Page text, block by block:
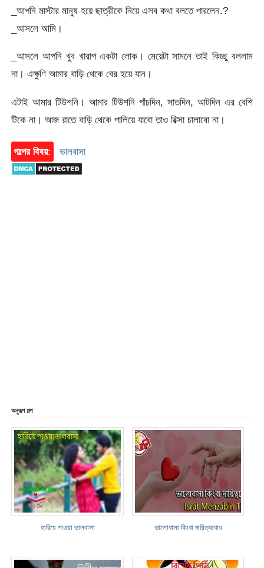
_আপনি মাস্টার মানুষ হয়ে ছাত্রীকে নিয়ে এসব কথা বলতে পারলেন.?
_আসলে আমি।
_আসলে আপনি খুব খারাপ একটা লোক। মেয়েটা সামনে তাই কিচ্ছু বললাম
না। এক্ষুণি আমার বাড়ি থেকে বের হয়ে যান।
এটাই আমার টিউশনি। আমার টিউশনি পাঁচদিন, সাতদিন, আটদিন এর বেশি
টিকে না। আজ রাতে বাড়ি থেকে পালিয়ে যাবো তাও রিক্সা চালাবো না।
গল্পের বিষয়: ভালবাসা
অনুরূপ গল্প
হারিয়ে পাওয়া ভালবাসা ভালোবাসা কিংবা দায়িত্ববোধ